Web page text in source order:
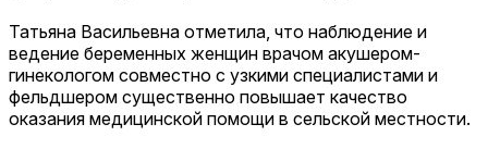
Татьяна Васильевна отметила, что наблюдение и
ведение беременных женщин врачом акушером-
гинекологом совместно с узкими специалистами и
фельдшером существенно повышает качество
оказания медицинской помощи в сельской местности.